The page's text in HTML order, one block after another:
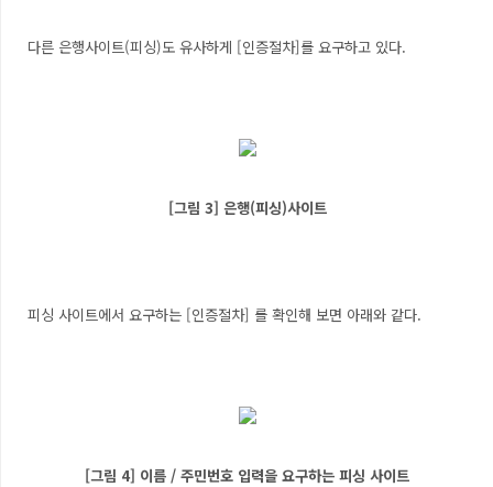
다른 은행사이트(피싱)도 유사하게 [인증절차]를 요구하고 있다.
[그림 3] 은행(피싱)사이트
피싱 사이트에서 요구하는 [인증절차] 를 확인해 보면 아래와 같다.
[그림 4] 이름 / 주민번호 입력을 요구하는 피싱 사이트